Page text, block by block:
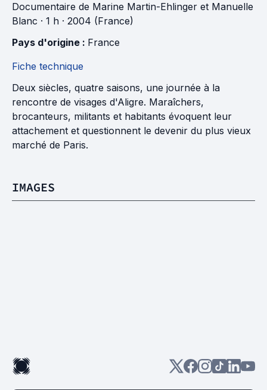
Documentaire de Marine Martin-Ehlinger et Manuelle
Blanc · 1 h · 2004 (France)
Pays d'origine : France
Fiche technique
Deux siècles, quatre saisons, une journée à la
rencontre de visages d'Aligre. Maraîchers,
brocanteurs, militants et habitants évoquent leur
attachement et questionnent le devenir du plus vieux
marché de Paris.
IMAGES